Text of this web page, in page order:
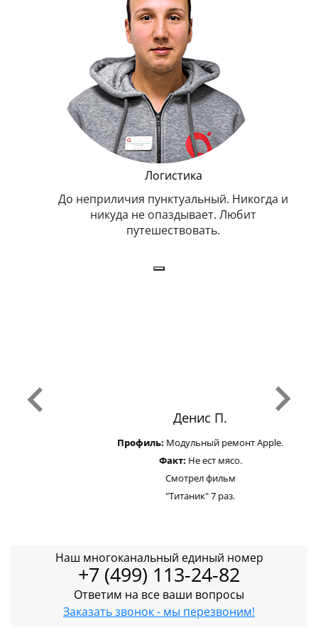
Логистика
До неприличия пунктуальный. Никогда и
никуда не опаздывает. Любит
путешествовать.
Денис П.
Профиль:Модульный ремонт Apple.
Не ест мясо.
Смотрел фильм
"Титаник" 7 раз.
Наш многоканальный единый номер
+7 (499) 113-24-82
Ответим на все ваши вопросы
Заказать звонок - мы перезвоним!